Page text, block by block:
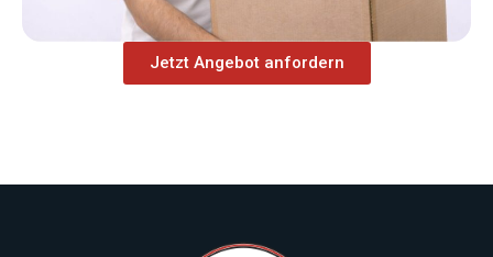
Jetzt Angebot anfordern